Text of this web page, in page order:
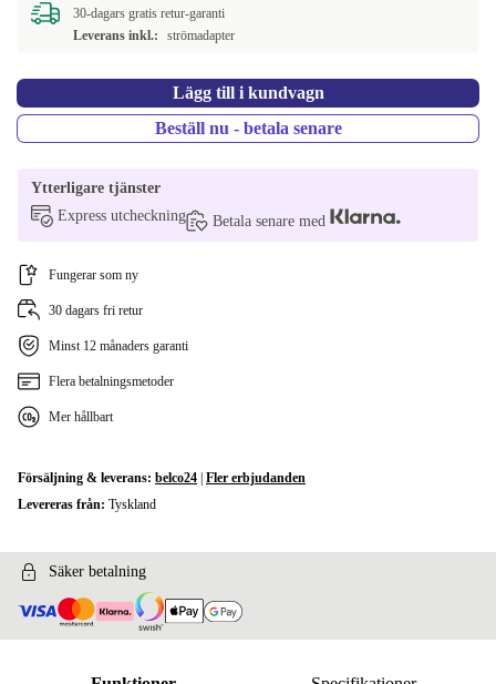
30-dagars gratis retur-garanti
Leverans inkl.:
strömadapter
Lägg till i kundvagn
Beställ nu - betala senare
Ytterligare tjänster
Express utcheckning
Betala senare med
Fungerar som ny
30 dagars fri retur
Minst 12 månaders garanti
Flera betalningsmetoder
Mer hållbart
Försäljning & leverans: belco24 Fler erbjudanden
Levereras från: Tyskland
Säker betalning